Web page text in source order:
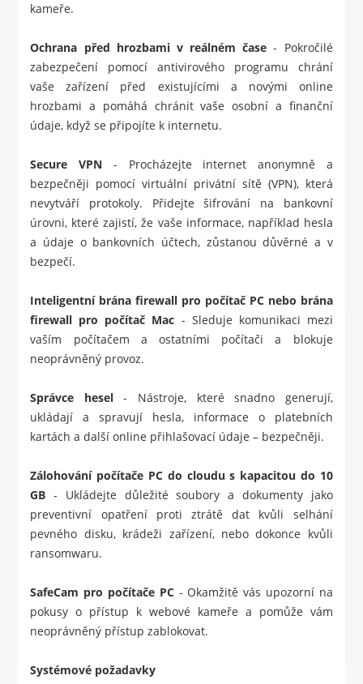
kameře.
Ochrana před hrozbami v reálném čase - Pokročilé
zabezpečení pomocí antivirového programu chrání
vaše zařízení před existujícími a novými online
hrozbami a pomáhá chránit vaše osobní a finanční
údaje, když se připojíte k internetu.
Secure VPN - Procházejte internet anonymně a
bezpečněji pomocí virtuální privátní sítě (VPN), která
nevytváří protokoly. Přidejte šifrování na bankovní
úrovni, které zajistí, že vaše informace, například hesla
a údaje o bankovních účtech, zůstanou důvěrné a v
bezpečí.
Inteligentní brána firewall pro počítač PC nebo brána
firewall pro počítač Mac - Sleduje komunikaci mezi
vaším počítačem a ostatními počítači a blokuje
neoprávněný provoz.
Správce hesel- Nástroje, které snadno generují,
ukládají a spravují hesla, informace o platebních
kartách a další online přihlašovací údaje – bezpečněji.
Zálohování počítače PC do cloudu s kapacitou do 10
GB - Ukládejte důležité soubory a dokumenty jako
preventivní opatření proti ztrátě dat kvůli selhání
pevného disku, krádeži zařízení, nebo dokonce kvůli
ransomwaru.
SafeCam pro počítače PC- Okamžitě vás upozorní na
pokusy o přístup k webové kameře a pomůže vám
neoprávněný přístup zablokovat.
Systémové požadavky